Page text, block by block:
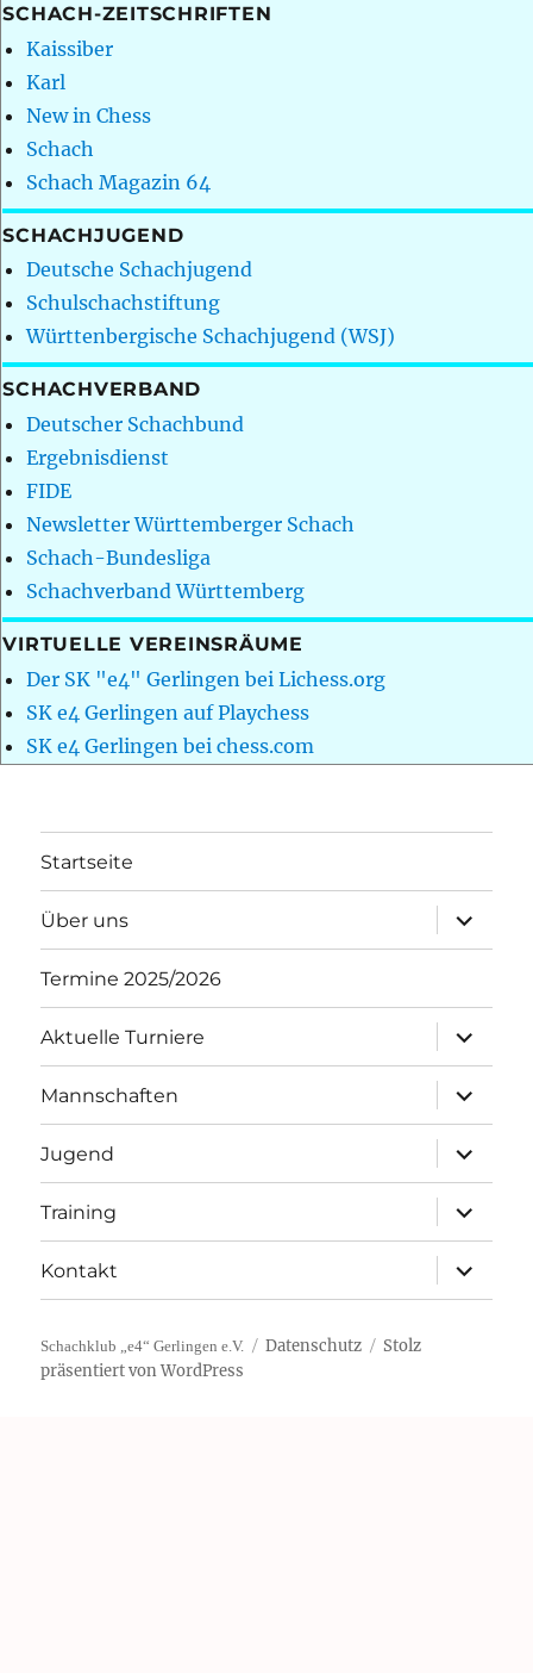
SCHACH-ZEITSCHRIFTEN
Kaissiber
Karl
New in Chess
Schach
Schach Magazin 64
SCHACHJUGEND
Deutsche Schachjugend
Schulschachstiftung
Württenbergische Schachjugend (WSJ)
SCHACHVERBAND
Deutscher Schachbund
Ergebnisdienst
FIDE
Newsletter Württemberger Schach
Schach-Bundesliga
Schachverband Württemberg
VIRTUELLE VEREINSRÄUME
Der SK "e4" Gerlingen bei Lichess.org
SK e4 Gerlingen auf Playchess
SK e4 Gerlingen bei chess.com
Startseite
Über uns
öffnen
Termine 2025/2026
Aktuelle Turniere
öffnen
Mannschaften
öffnen
Jugend
öffnen
Training
öffnen
Kontakt
öffnen
Schachklub „e4“ Gerlingen e.V. Datenschutz
Stolz
präsentiert von WordPress